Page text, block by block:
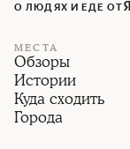
О ЛЮДЯХ И ЕДЕ ОТ
МЕСТА
Обзоры
Истории
Куда сходить
Города